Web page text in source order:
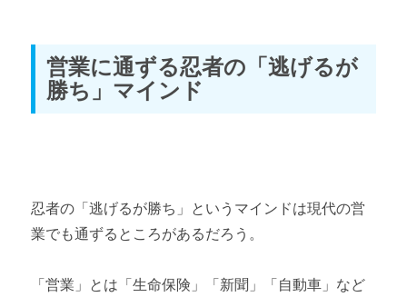
営業に通ずる忍者の「逃げるが
勝ち」マインド
忍者の「逃げるが勝ち」というマインドは現代の営
業でも通ずるところがあるだろう。
「営業」とは「生命保険」「新聞」「自動車」など